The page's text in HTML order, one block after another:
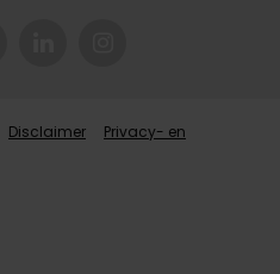
Disclaimer
Privacy- en